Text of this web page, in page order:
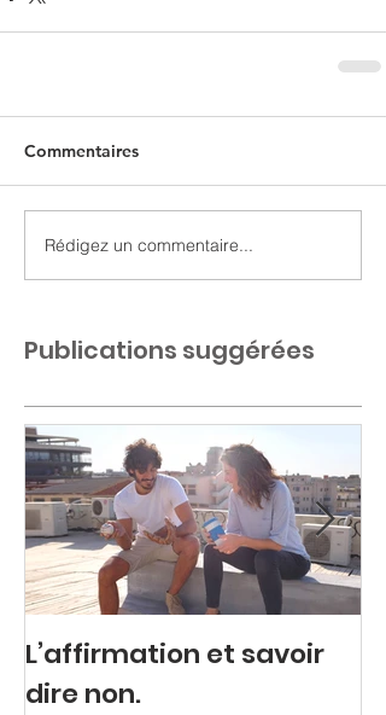
Commentaires
Rédigez un commentaire...
Publications suggérées
L’affirmation et savoir
dire non.